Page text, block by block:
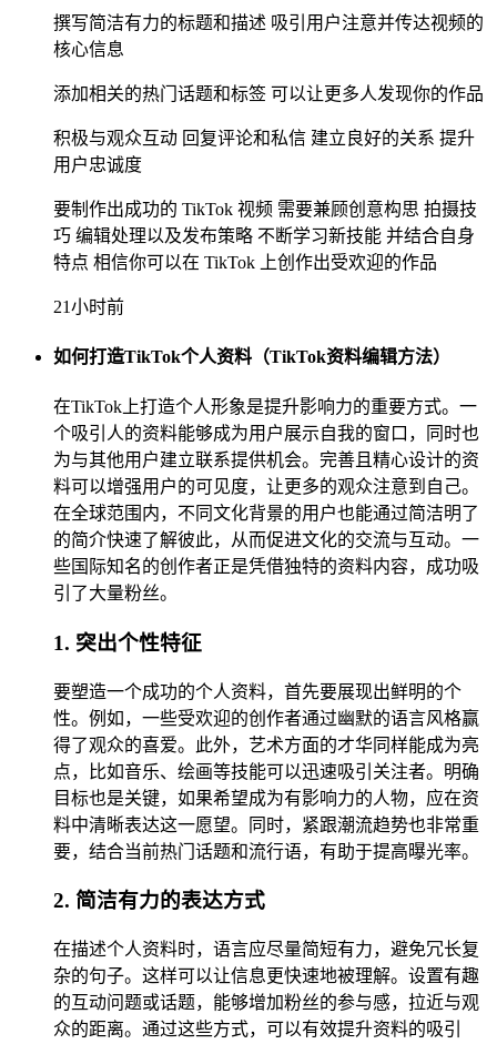
撰写简洁有力的标题和描述 吸引用户注意并传达视频的
核心信息
添加相关的热门话题和标签 可以让更多人发现你的作品
积极与观众互动 回复评论和私信 建立良好的关系 提升
用户忠诚度
要制作出成功的 TikTok 视频 需要兼顾创意构思 拍摄技
巧 编辑处理以及发布策略 不断学习新技能 并结合自身
特点 相信你可以在 TikTok 上创作出受欢迎的作品
21小时前
如何打造TikTok个人资料（TikTok资料编辑方法）
在TikTok上打造个人形象是提升影响力的重要方式。一
个吸引人的资料能够成为用户展示自我的窗口，同时也
为与其他用户建立联系提供机会。完善且精心设计的资
料可以增强用户的可见度，让更多的观众注意到自己。
在全球范围内，不同文化背景的用户也能通过简洁明了
的简介快速了解彼此，从而促进文化的交流与互动。一
些国际知名的创作者正是凭借独特的资料内容，成功吸
引了大量粉丝。
1. 突出个性特征
要塑造一个成功的个人资料，首先要展现出鲜明的个
性。例如，一些受欢迎的创作者通过幽默的语言风格赢
得了观众的喜爱。此外，艺术方面的才华同样能成为亮
点，比如音乐、绘画等技能可以迅速吸引关注者。明确
目标也是关键，如果希望成为有影响力的人物，应在资
料中清晰表达这一愿望。同时，紧跟潮流趋势也非常重
要，结合当前热门话题和流行语，有助于提高曝光率。
2. 简洁有力的表达方式
在描述个人资料时，语言应尽量简短有力，避免冗长复
杂的句子。这样可以让信息更快速地被理解。设置有趣
的互动问题或话题，能够增加粉丝的参与感，拉近与观
众的距离。通过这些方式，可以有效提升资料的吸引